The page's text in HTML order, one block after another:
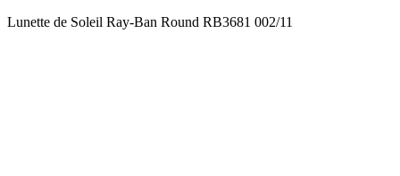
Lunette de Soleil Ray-Ban Round RB3681 002/11